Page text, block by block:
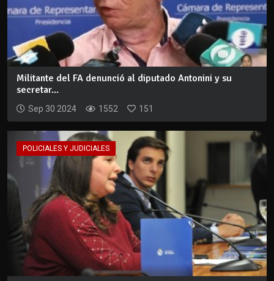
Militante del FA denunció al diputado Antonini y su
secretar...
Sep 30 2024 1552 151
POLICIALES Y JUDICIALES